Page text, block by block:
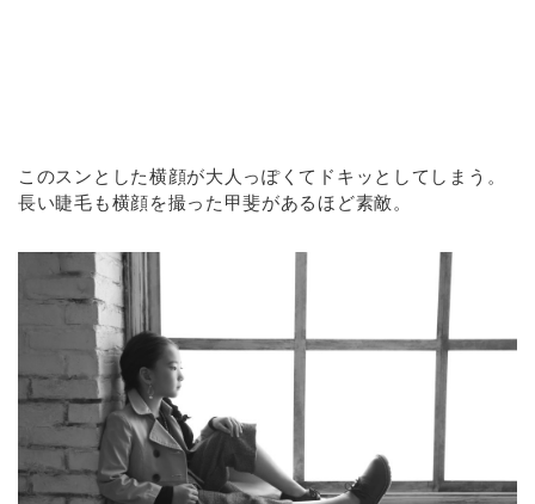
このスンとした横顔が大人っぽくてドキッとしてしまう。
長い睫毛も横顔を撮った甲斐があるほど素敵。